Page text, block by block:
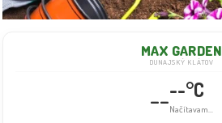
MAX GARDEN
DUNAJSKÝ KLÁTOV
----°C
Načítavam...